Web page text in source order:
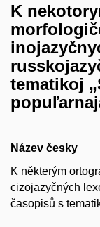
K
tematikoj
Název česky
K některým
cizojazyčných
časopisů s